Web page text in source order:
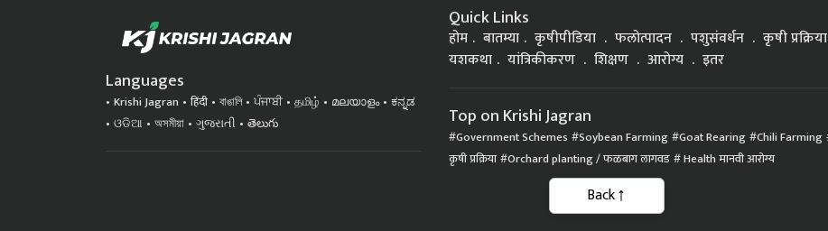
Languages
Krishi Jagran हिंदी বাঙালি ਪੰਜਾਬੀ தமிழ் മലയാളം
ಕನ್ನಡ
ଓଡିଆ
অসমীয়া ગુજરાતી తెలుగు
Quick Links
होम बातम्या कृषीपीडिया फलोत्पादन पशुसंवर्धन
कृषी प्रक्रिया
यशकथा
यांत्रिकीकरण शिक्षण आरोग्य इतर
Top on Krishi Jagran
Government Schemes Soybean Farming Goat Rearing Chili Farming
कृषी प्रक्रिया Orchard planting / फळबाग लागवड Health मानवी आरोग्य
Back